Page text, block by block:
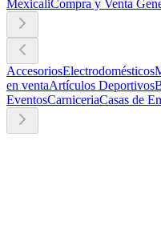
MexicaliCompra y Venta
AccesoriosElectrodomésticos
en ventaArtículos Deportivos
EventosCarniceriaCasas de